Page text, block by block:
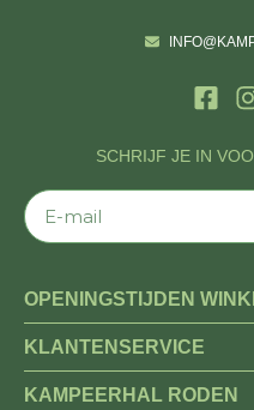
SCHRIJF JE IN
E-mail
OPENINGSTIJDEN
KLANTENSERVICE
KAMPEERHAL RODEN